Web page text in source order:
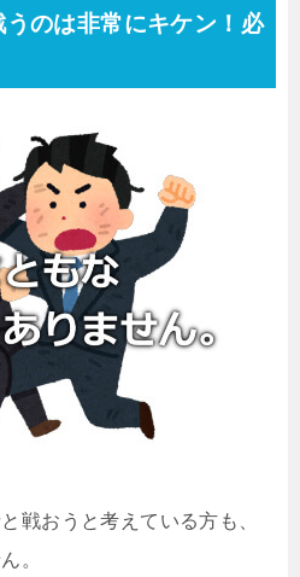
のは非常にキケン！必
戦おうと考えている方も、
。